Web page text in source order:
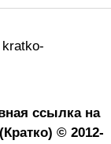
ссылка на
© 2012-